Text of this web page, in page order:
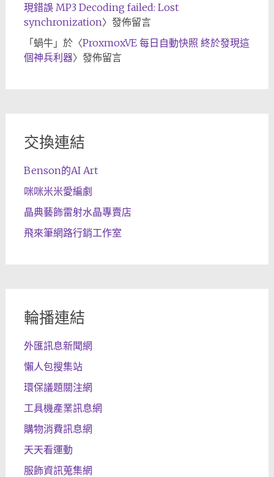
現錯誤 MP3 Decoding failed: Lost
synchronization〉發佈留言
「蝸牛」於〈ProxmoxVE 每日自動快照 終於發現這
個神兵利器〉發佈留言
交換連結
Benson的AI Art
咪咪米米愛編劇
晶典藝飾雷射水晶專賣店
飛來筆網路行銷工作室
輪播連結
外匯訊息新聞網
懶人包搜集站
環保議題關注網
工具機產業訊息網
購物消費訊息網
天天看運動
服飾資訊蒐集網